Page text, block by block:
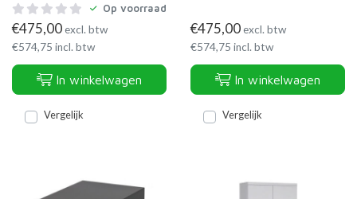
Op voorraad
€475,00excl. btw
€574,75 incl. btw
In winkelwagen
Vergelijk
€475,00excl. btw
€574,75 incl. btw
In winkelwagen
Vergelijk